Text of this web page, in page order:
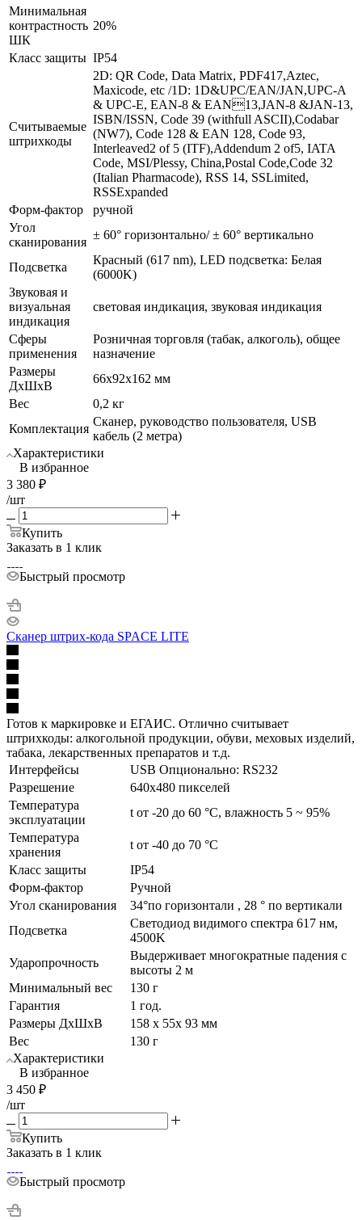
Минимальная
контрастность
ШК
20%
Класс защиты IP54
Считываемые
штрихкоды
2D: QR Code, Data Matrix, PDF417,Aztec,
Maxicode, etc /1D: 1D&UPC/EAN/JAN,UPC-A
& UPC-E, EAN-8 & EAN13,JAN-8 &JAN-13,
ISBN/ISSN, Code 39 (withfull ASCII),Codabar
(NW7), Code 128 & EAN 128, Code 93,
Interleaved2 of 5 (ITF),Addendum 2 of5, IATA
Code, MSI/Plessy, China,Postal Code,Code 32
(Italian Pharmacode), RSS 14, SSLimited,
RSSExpanded
Форм-фактор
ручной
Угол
сканирования
± 60° горизонтально/ ± 60° вертикально
Подсветка
Красный (617 nm), LED подсветка: Белая
(6000K)
Звуковая и
визуальная
индикация
световая индикация, звуковая индикация
Сферы
применения
Розничная торговля (табак, алкоголь), общее
назначение
Размеры
ДхШхВ
66x92x162 мм
Вес
0,2 кг
Комплектация
Сканер, руководство пользователя, USB
кабель (2 метра)
Характеристики
В избранное
3 380 ₽
/шт
Купить
Заказать в 1 клик
Быстрый просмотр
Сканер штрих-кода SPACE LITE
Готов к маркировке и ЕГАИС. Отлично считывает
штрихкоды: алкогольной продукции, обуви, меховых изделий,
табака, лекарственных препаратов и т.д.
Интерфейсы
USB Опционально: RS232
Разрешение
640х480 пикселей
Температура
эксплуатации
t от -20 до 60 °C, влажность 5 ~ 95%
Температура
хранения
t от -40 до 70 °C
Класс защиты
IP54
Форм-фактор
Ручной
Угол сканирования
34°по горизонтали , 28 ° по вертикали
Подсветка
Светодиод видимого спектра 617 нм,
4500K
Ударопрочность
Выдерживает многократные падения с
высоты 2 м
Минимальный вес
130 г
Гарантия
1 год.
Размеры ДхШхВ
158 х 55х 93 мм
Вес
130 г
Характеристики
В избранное
3 450 ₽
/шт
Купить
Заказать в 1 клик
Быстрый просмотр